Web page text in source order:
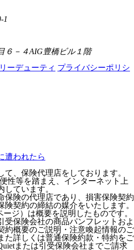
1
６－４AIG豊橋ビル１階
ーデューティ プライバシーポリシ
遭われたら
て、保険代理店をしております。
性等を踏まえ、インターネット上
ています。
保険の代理店であり、損害保険契約
契約の締結の媒介をいたします。
ジ）は概要を説明したものです。
受保険会社の商品パンフレットおよ
概要のご説明・注意喚起情報のご
た詳しくは普通保険約款・特約をご
または引受保険会社までご請求